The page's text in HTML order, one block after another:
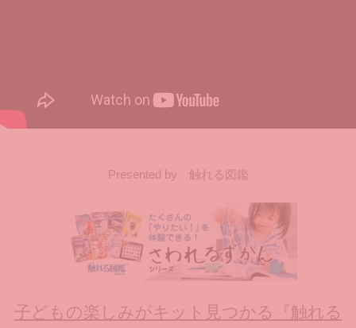
Presented by 触れる図鑑
子どもの楽しみがキット見つかる『触れる